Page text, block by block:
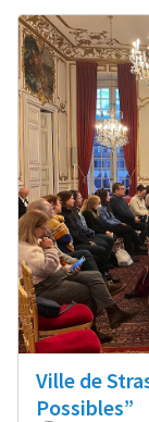
Ville de
Possibles”